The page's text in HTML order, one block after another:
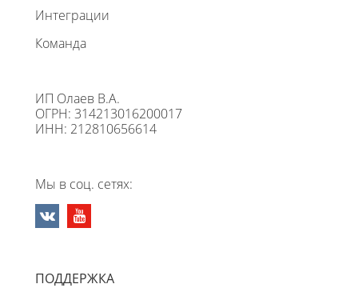
Интеграции
Команда
ИП Олаев В.А.
ОГРН: 314213016200017
ИНН: 212810656614
Мы в соц. сетях:
ПОДДЕРЖКА